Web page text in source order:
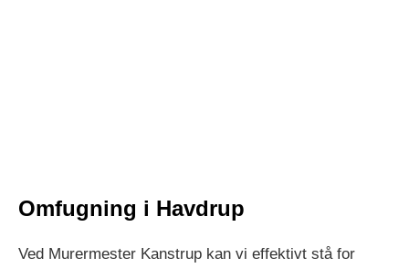
Omfugning i Havdrup
Ved Murermester Kanstrup kan vi effektivt stå for